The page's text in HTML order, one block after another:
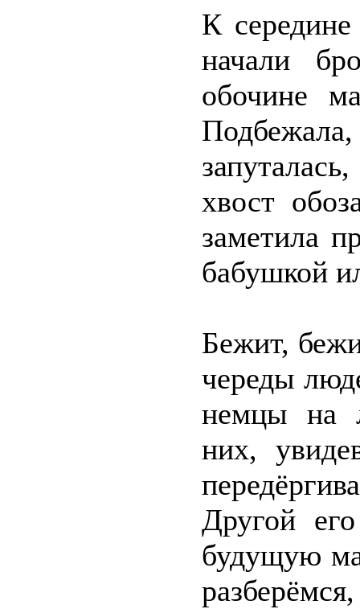
К
начали
обочине
хвост
заметила
бабушкой
Бежит,
череды
немцы на
них,
Другой
будущую